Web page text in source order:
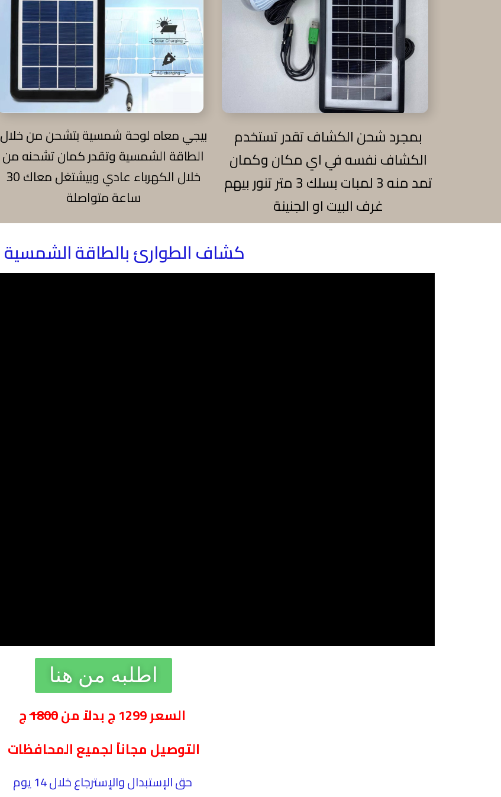
بيجي معاه لوحة شمسية بتشحن من خلال
الطاقة الشمسية وتقدر كمان تشحنه من
خلال الكهرباء عادي وبيشتغل معاك 30
ساعة متواصلة
بمجرد شحن الكشاف تقدر تستخدم
الكشاف نفسه في اي مكان وكمان
تمد منه 3 لمبات بسلك 3 متر تنور بيهم
غرف البيت او الجنينة
اطلبه من هنا
السعر 1299 ج بدلاً من 1800ج
التوصيل مجاناً لجميع المحافظات